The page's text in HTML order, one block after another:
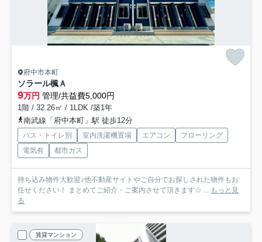
府中市本町
ソラール楓Ａ
9万円 管理/共益費5,000円
1階 / 32.26㎡ / 1LDK /築1年
南武線「府中本町」駅 徒歩12分
バス・トイレ別 室内洗濯機置場 エアコン
フローリング
電気有
都市ガス
持ち込み物件大歓迎♪他不動産サイトやご自分でお探しされた物件もお
任せください！ まとめてご紹介・ご案内させて頂きます☆ ...
もっと見
る
賃貸マンション